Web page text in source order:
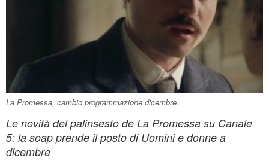
La Promessa, cambio programmazione dicembre.
Le novità del palinsesto de La Promessa su Canale
5: la soap prende il posto di Uomini e donne a
dicembre